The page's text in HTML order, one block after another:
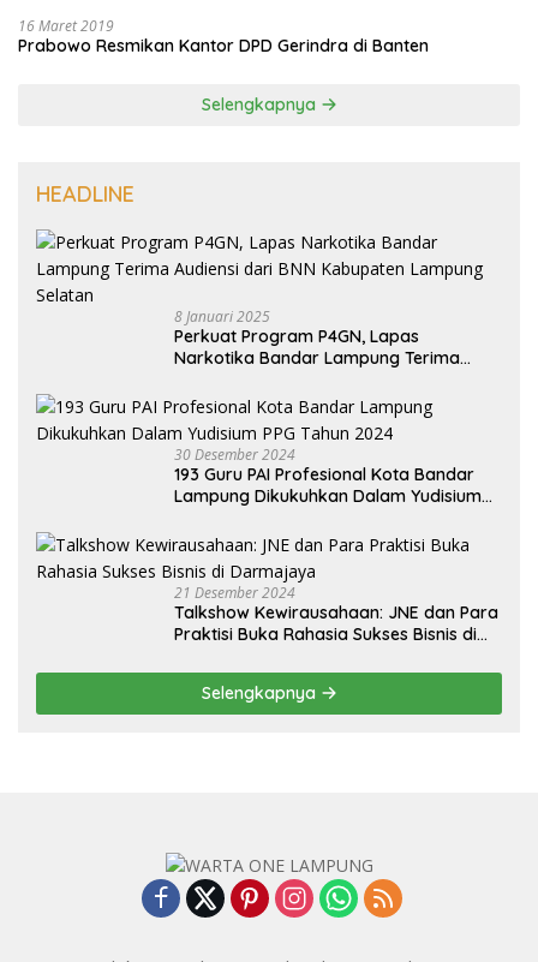
16 Maret 2019
Prabowo Resmikan Kantor DPD Gerindra di Banten
Selengkapnya
HEADLINE
8 Januari 2025
Perkuat Program P4GN, Lapas
Narkotika Bandar Lampung Terima
Selatan
30 Desember 2024
193 Guru PAI Profesional Kota Bandar
Lampung Dikukuhkan Dalam Yudisium
21 Desember 2024
Talkshow Kewirausahaan: JNE dan Para
Praktisi Buka Rahasia Sukses Bisnis di
Selengkapnya